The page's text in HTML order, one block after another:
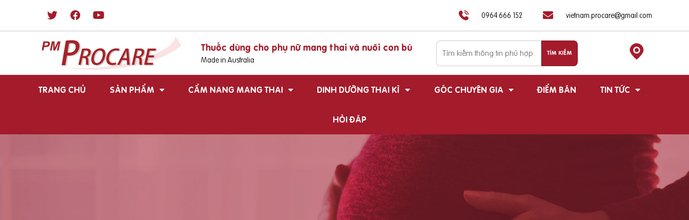
0964 666 152 vietnam.procare@gmail.com
Thuốc dùng cho phụ nữ mang thai và nuôi con bú
Made in Australia
TRANG CHỦ SẢN PHẨM CẨM NANG MANG THAI DINH DƯỠNG THAI KÌ GÓC CHUYÊN GIA ĐIỂM BÁN TIN TỨC
HỎI ĐÁP